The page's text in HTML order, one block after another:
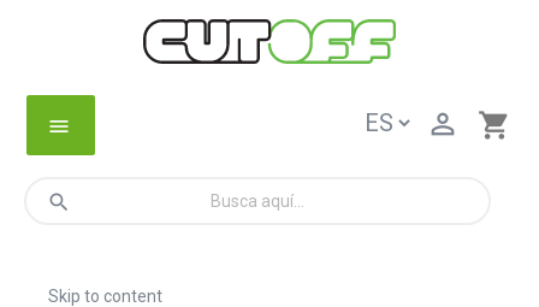
menu shopping_cart

search
Skip to content